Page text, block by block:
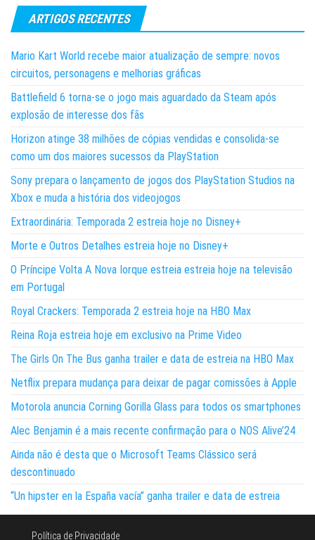
ARTIGOS RECENTES
Mario Kart World recebe maior atualização de sempre: novos
circuitos, personagens e melhorias gráficas
Battlefield 6 torna-se o jogo mais aguardado da Steam após
explosão de interesse dos fãs
Horizon atinge 38 milhões de cópias vendidas e consolida-se
como um dos maiores sucessos da PlayStation
Sony prepara o lançamento de jogos dos PlayStation Studios na
Xbox e muda a história dos videojogos
Extraordinária: Temporada 2 estreia hoje no Disney+
Morte e Outros Detalhes estreia hoje no Disney+
O Príncipe Volta A Nova Iorque estreia estreia hoje na televisão
em Portugal
Royal Crackers: Temporada 2 estreia hoje na HBO Max
Reina Roja estreia hoje em exclusivo na Prime Video
The Girls On The Bus ganha trailer e data de estreia na HBO Max
Netflix prepara mudança para deixar de pagar comissões à Apple
Motorola anuncia Corning Gorilla Glass para todos os smartphones
Alec Benjamin é a mais recente confirmação para o NOS Alive’24
Ainda não é desta que o Microsoft Teams Clássico será
descontinuado
“Un hipster en la España vacía” ganha trailer e data de estreia
Política de Privacidade